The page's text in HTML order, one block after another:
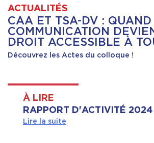
ACTUALITÉS
CAA ET TSA-DV :
COMMUNICATION
DROIT ACCESSIBLE À
Découvrez les Actes du colloque !
À LIRE
RAPPORT D'ACTIVITÉ 2024
Lire la suite